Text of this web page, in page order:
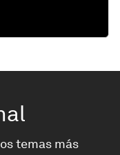
temas más